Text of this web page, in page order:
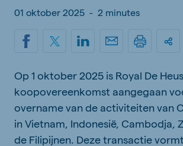
01 oktober 2025 - 2 minutes
Op 1 oktober 2025 is Royal De
koopovereenkomst aangegaan
overname van de activiteiten van
in Vietnam, Indonesië, Cambodja,
de Filipijnen. Deze transactie